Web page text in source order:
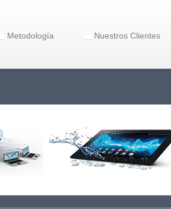
Metodología Nuestros Clientes